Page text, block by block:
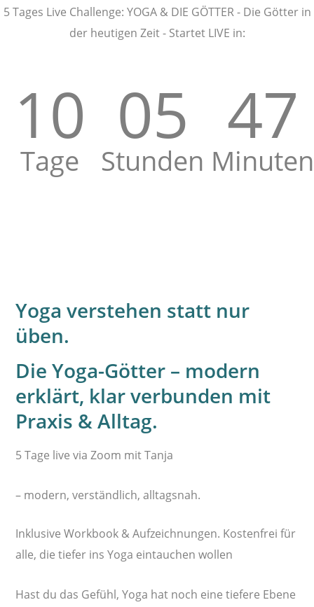
5 Tages Live Challenge: YOGA & DIE GÖTTER - Die Götter in
der heutigen Zeit - Startet LIVE in:
10
Tage
05
Stunden
47
Minuten
Yoga verstehen statt nur
üben.
Die Yoga-Götter – modern
erklärt, klar verbunden mit
Praxis & Alltag.
5 Tage live via Zoom mit Tanja
– modern, verständlich, alltagsnah.
Inklusive Workbook & Aufzeichnungen. Kostenfrei für
alle, die tiefer ins Yoga eintauchen wollen
Hast du das Gefühl, Yoga hat noch eine tiefere Ebene